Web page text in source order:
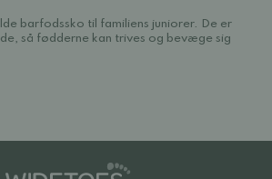
barfodssko til familiens juniorer. De er
så fødderne kan trives og bevæge sig